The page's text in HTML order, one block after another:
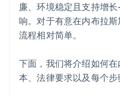
其他潜在成本
全球顶尖水准的公司法
Stripe Payments 服务
廉、环境稳定且支持增
响。对于有意在内布拉
流程相对简单。
下面，我们将介绍如何
本、法律要求以及每个步